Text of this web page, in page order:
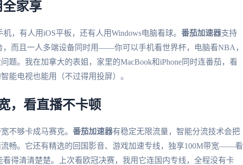
全家享
，有人用iOS平板，还有人用Windows电脑看球。 番茄加速器支持
，而且一人多端设备同时用——你可以手机看世界杯，电脑看NBA，
题。我在加拿大的表姐，家里的MacBook和iPhone同时连番茄，看
能电视也能用（不过得用投屏）。
，看直播不卡顿
不够卡成马赛克。 番茄加速器有稳定无限流量，智能分流技术会把
畅。它还有精选的回国影音、游戏加速专线，独享100M带宽——看
得清清楚楚。上次看欧冠决赛，我用它连国内专线，全程没有卡